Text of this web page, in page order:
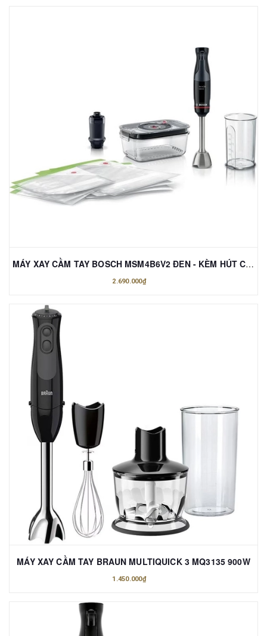
MÁY XAY CẦM TAY BOSCH MSM4B6V2 ĐEN - KÈM HÚT CHÂN KHÔNG
2.690.000₫
MÁY XAY CẦM TAY BRAUN MULTIQUICK 3 MQ3135 900W
1.450.000₫